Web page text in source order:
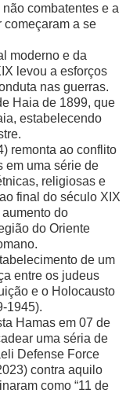
combatentes e a
começaram a se
moderno e da
levou a esforços
nas guerras.
Haia de 1899, que
estabelecendo
remonta ao conflito
em uma série de
religiosas e
final do século XIX
do
do Oriente
de um
entre os judeus
e o Holocausto
1945).
Hamas em 07 de
uma séria de
Defense Force
contra aquilo
como “11 de